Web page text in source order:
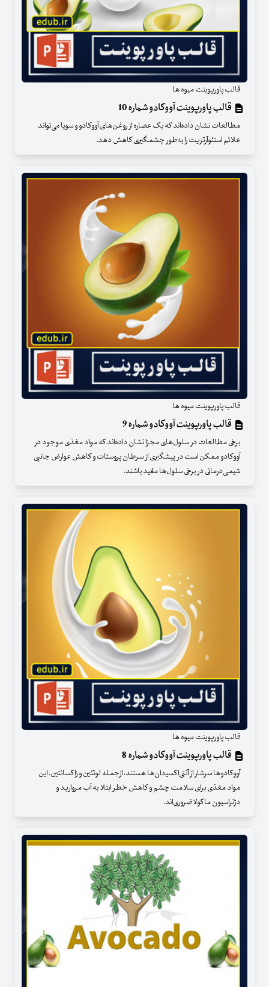
قالب پاورپوینت میوه ها
قالب پاورپوینت آووکادو شماره 10
مطالعات نشان داده‌اند که یک عصاره از روغن‌های آووکادو و سویا می‌تواند
علائم استئوآرتریت را به‌طور چشمگیری کاهش دهد.
قالب پاورپوینت میوه ها
قالب پاورپوینت آووکادو شماره 9
برخی مطالعات در سلول‌های مجزا نشان داده‌اند که مواد مغذی موجود در
آووکادو ممکن است در پیشگیری از سرطان پروستات و کاهش عوارض جانبی
شیمی‌درمانی در برخی سلول‌ها مفید باشند.
قالب پاورپوینت میوه ها
قالب پاورپوینت آووکادو شماره 8
آووکادوها سرشار از آنتی‌اکسیدان‌ها هستند، ازجمله لوتئین و زاکسانتین. این
مواد مغذی برای سلامت چشم و کاهش خطر ابتلا به آب مروارید و
دژنراسیون ماکولا ضروری‌‌اند.